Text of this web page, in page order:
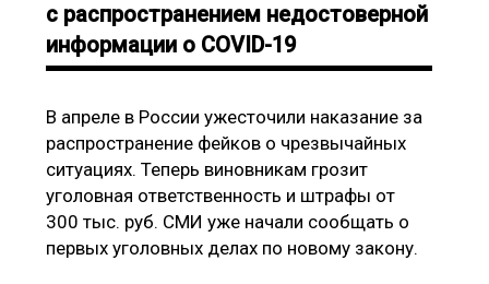
с распространением недостоверной
информации о COVID-19
В апреле в России ужесточили наказание за
распространение фейков о чрезвычайных
ситуациях. Теперь виновникам грозит
уголовная ответственность и штрафы от
300 тыс. руб. СМИ уже начали сообщать о
первых уголовных делах по новому закону.